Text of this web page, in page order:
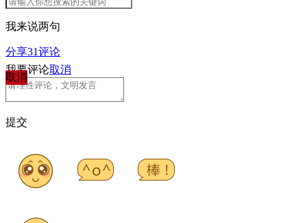
我来说两句
分享31评论
取消
我要评论取消
提交